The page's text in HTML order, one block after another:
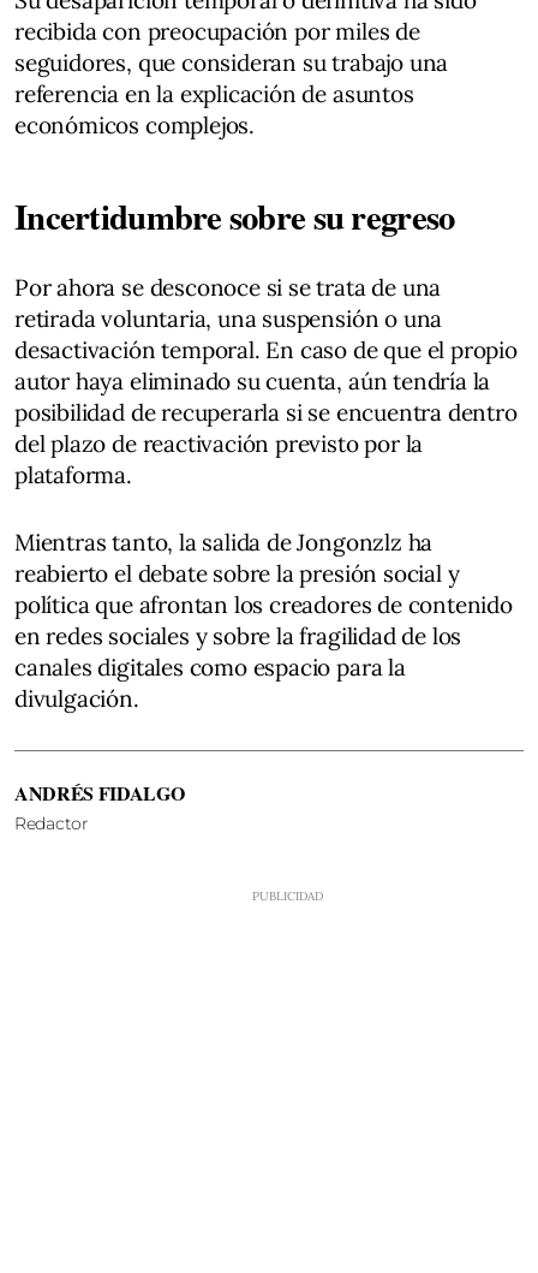
recibida con preocupación por miles de
seguidores, que consideran su trabajo una
referencia en la explicación de asuntos
económicos complejos.
Incertidumbre sobre su regreso
Por ahora se desconoce si se trata de una
retirada voluntaria, una suspensión o una
desactivación temporal. En caso de que el propio
autor haya eliminado su cuenta, aún tendría la
posibilidad de recuperarla si se encuentra dentro
del plazo de reactivación previsto por la
plataforma.
Mientras tanto, la salida de Jongonzlz ha
reabierto el debate sobre la presión social y
política que afrontan los creadores de contenido
en redes sociales y sobre la fragilidad de los
canales digitales como espacio para la
divulgación.
ANDRÉS FIDALGO
Redactor